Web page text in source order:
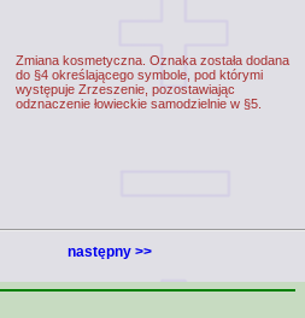
Zmiana kosmetyczna. Oznaka została dodana
do §4 określającego symbole, pod którymi
występuje Zrzeszenie, pozostawiając
odznaczenie łowieckie samodzielnie w §5.
następny >>